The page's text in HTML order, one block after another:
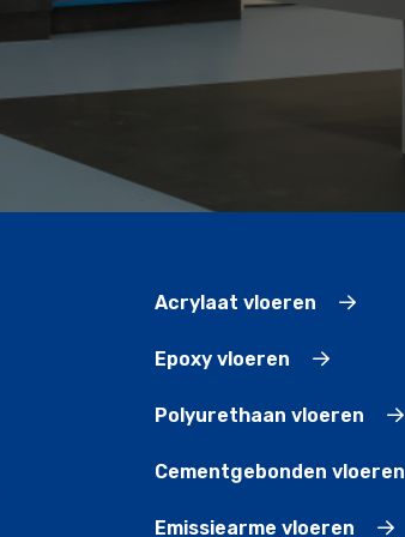
Acrylaat vloeren
Epoxy vloeren
Polyurethaan vloeren
Cementgebonden vloeren
Emissiearme vloeren